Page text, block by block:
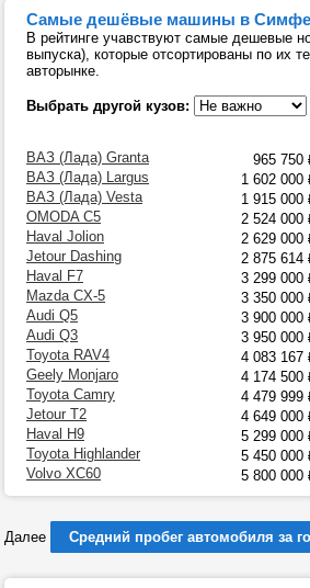
Самые дешёвые машины в
В рейтинге учавствуют самые дешевые
выпуска), которые отсортированы по их
авторынке.
Выбрать другой кузов:
ВАЗ (Лада) Granta 965 750
ВАЗ (Лада) Largus
1 602 000
ВАЗ (Лада) Vesta
1 915 000
OMODA C5
2 524 000
Haval Jolion
2 629 000
Jetour Dashing
2 875 614
Haval F7
3 299 000
Mazda CX-5
3 350 000
Audi Q5
3 900 000
Audi Q3
3 950 000
Toyota RAV4
4 083 167
Geely Monjaro
4 174 500
Toyota Camry
4 479 999
Jetour T2
4 649 000
Haval H9
5 299 000
Toyota Highlander
5 450 000
Volvo XC60
5 800 000
Далее Средний пробег автомобиля за